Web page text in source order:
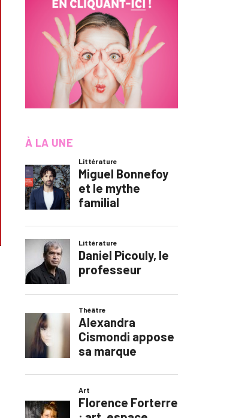
À LA UNE